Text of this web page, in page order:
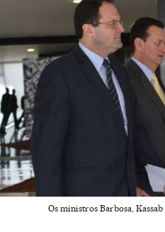
Os ministros Barbosa,